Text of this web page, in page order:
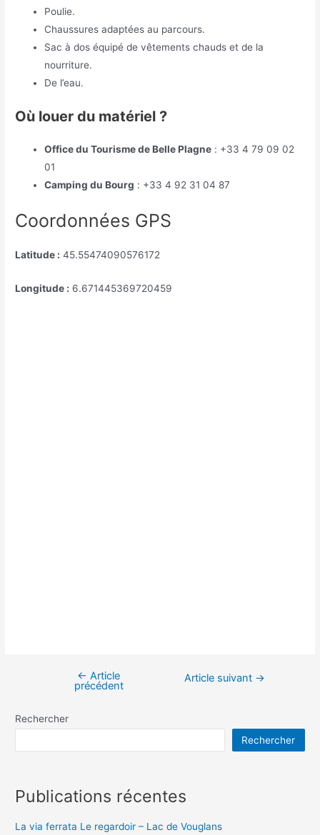
Poulie.
Chaussures adaptées au parcours.
Sac à dos équipé de vêtements chauds et de la
nourriture.
De l’eau.
Où louer du matériel ?
Office du Tourisme de Belle Plagne : +33 4 79 09 02
01
Camping du Bourg : +33 4 92 31 04 87
Coordonnées GPS
Latitude : 45.55474090576172
Longitude : 6.671445369720459
Navigation
l’article
← Article
précédent
Article suivant →
Rechercher
Rechercher
Publications récentes
La via ferrata Le regardoir – Lac de Vouglans